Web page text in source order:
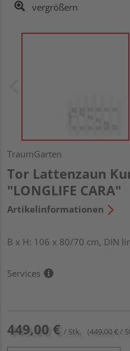
vergrößern
TraumGarten
Tor Lattenzaun
"LONGLIFE CARA"
Artikelinformationen
B x H: 106 x 80/70 cm, DIN
Services
449,00 € / Stk. (449,00 € /